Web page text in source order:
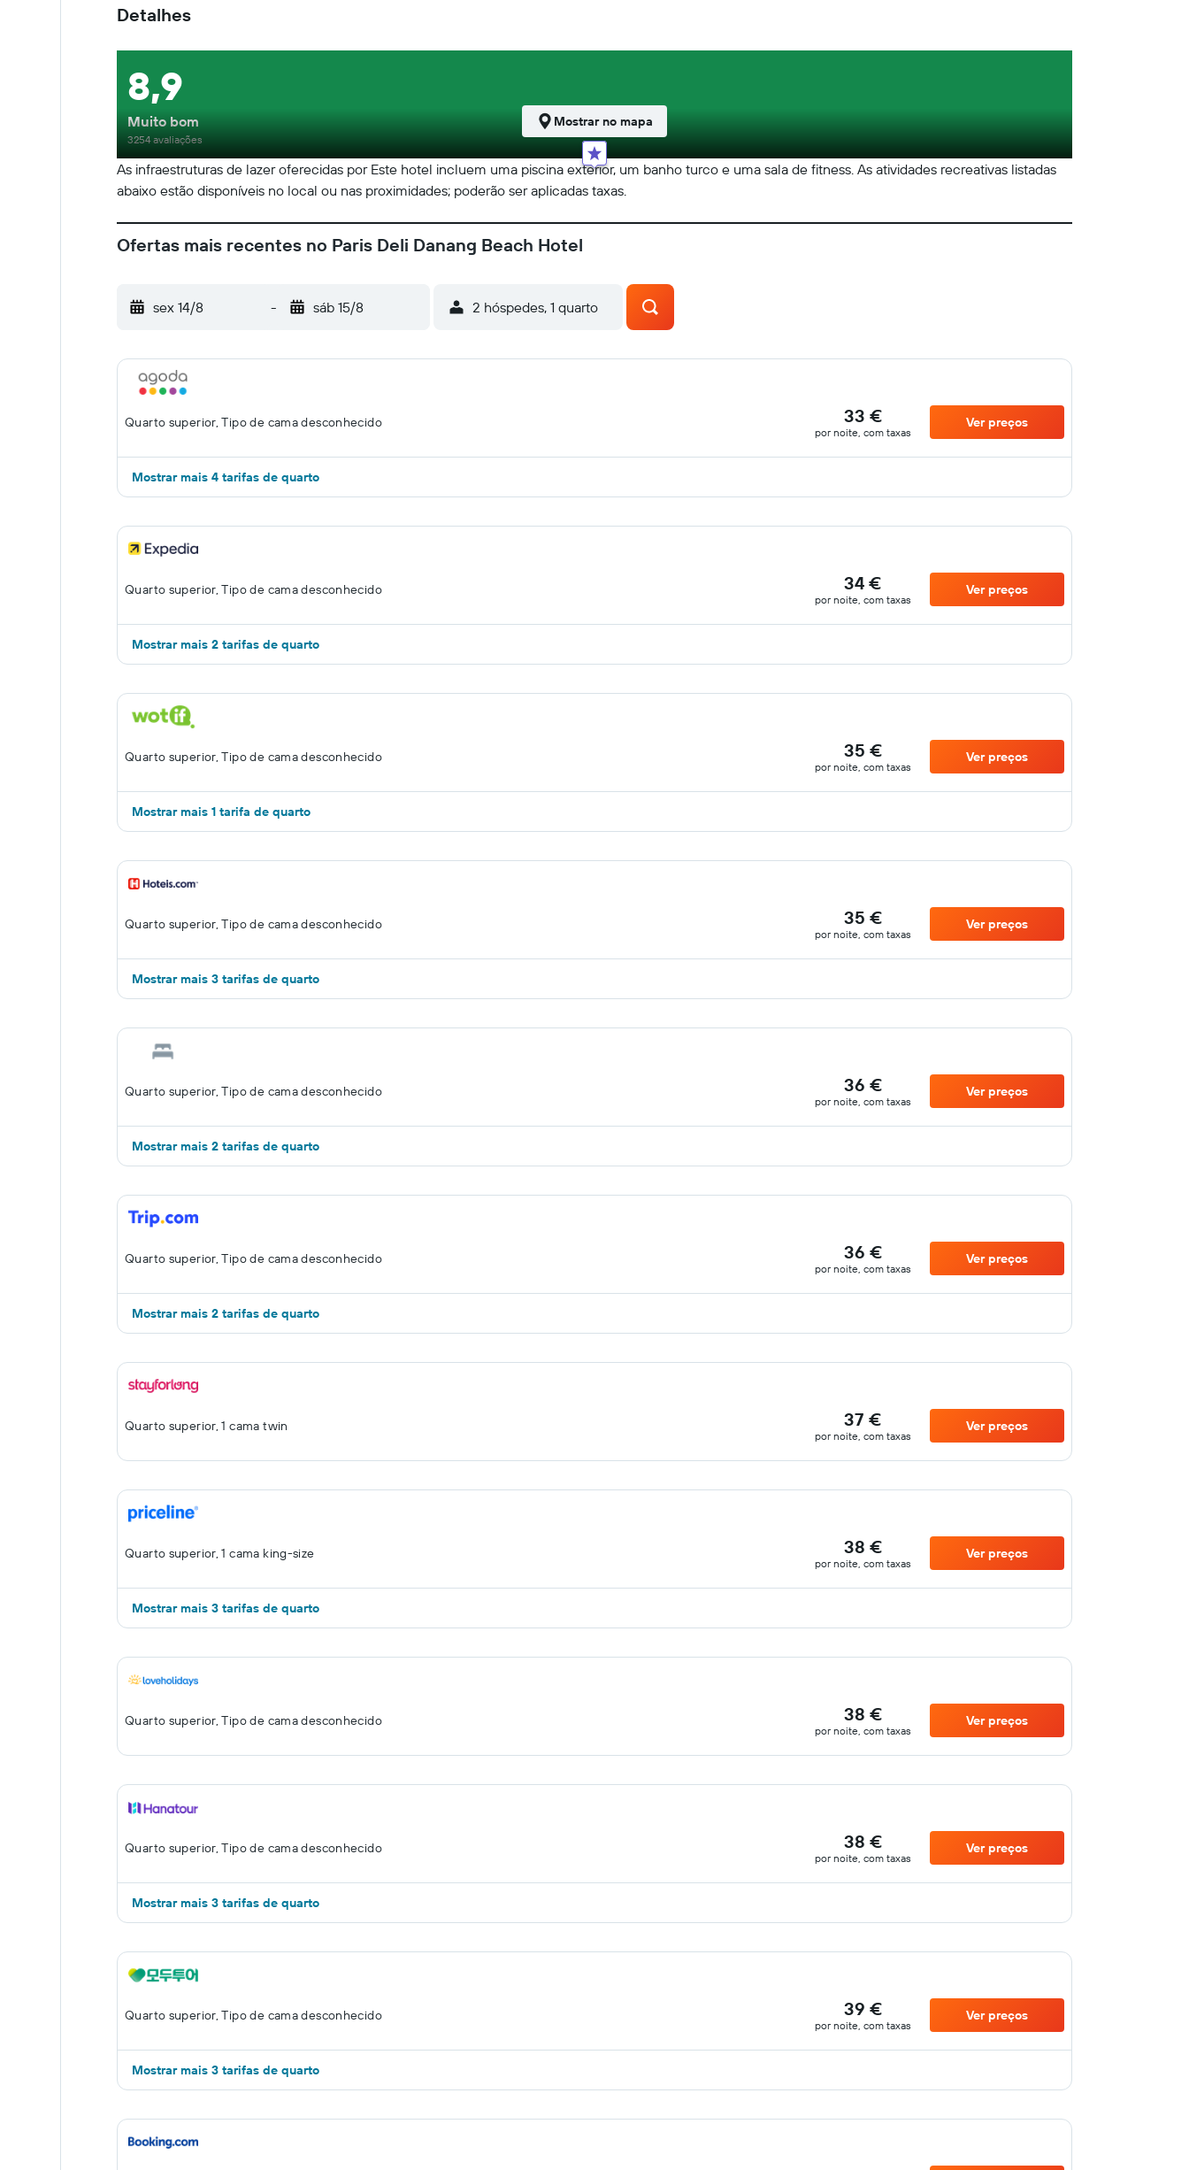
Detalhes
As infraestruturas de lazer oferecidas por Este hotel incluem uma piscina exterior, um banho turco e uma sala de fitness. As atividades recreativas listadas
abaixo estão disponíveis no local ou nas proximidades; poderão ser aplicadas taxas.
8,9
Muito bom
3254 avaliações
Mostrar no mapa
Ofertas mais recentes no Paris Deli Danang Beach Hotel
sex 14/8 - sáb 15/8 2 hóspedes, 1 quarto
Quarto superior, Tipo de cama desconhecido 33 €
por noite, com taxas
Ver preços
Mostrar mais 4 tarifas de quarto
Quarto superior, Tipo de cama desconhecido 34 €
por noite, com taxas
Ver preços
Mostrar mais 2 tarifas de quarto
Quarto superior, Tipo de cama desconhecido 35 €
por noite, com taxas
Ver preços
Mostrar mais 1 tarifa de quarto
Quarto superior, Tipo de cama desconhecido 35 €
por noite, com taxas
Ver preços
Mostrar mais 3 tarifas de quarto
Quarto superior, Tipo de cama desconhecido 36 €
por noite, com taxas
Ver preços
Mostrar mais 2 tarifas de quarto
Quarto superior, Tipo de cama desconhecido 36 €
por noite, com taxas
Ver preços
Mostrar mais 2 tarifas de quarto
Quarto superior, 1 cama twin 37 €
por noite, com taxas
Ver preços
Quarto superior, 1 cama king-size 38 €
por noite, com taxas
Ver preços
Mostrar mais 3 tarifas de quarto
Quarto superior, Tipo de cama desconhecido 38 €
por noite, com taxas
Ver preços
Quarto superior, Tipo de cama desconhecido 38 €
por noite, com taxas
Ver preços
Mostrar mais 3 tarifas de quarto
Quarto superior, Tipo de cama desconhecido 39 €
por noite, com taxas
Ver preços
Mostrar mais 3 tarifas de quarto